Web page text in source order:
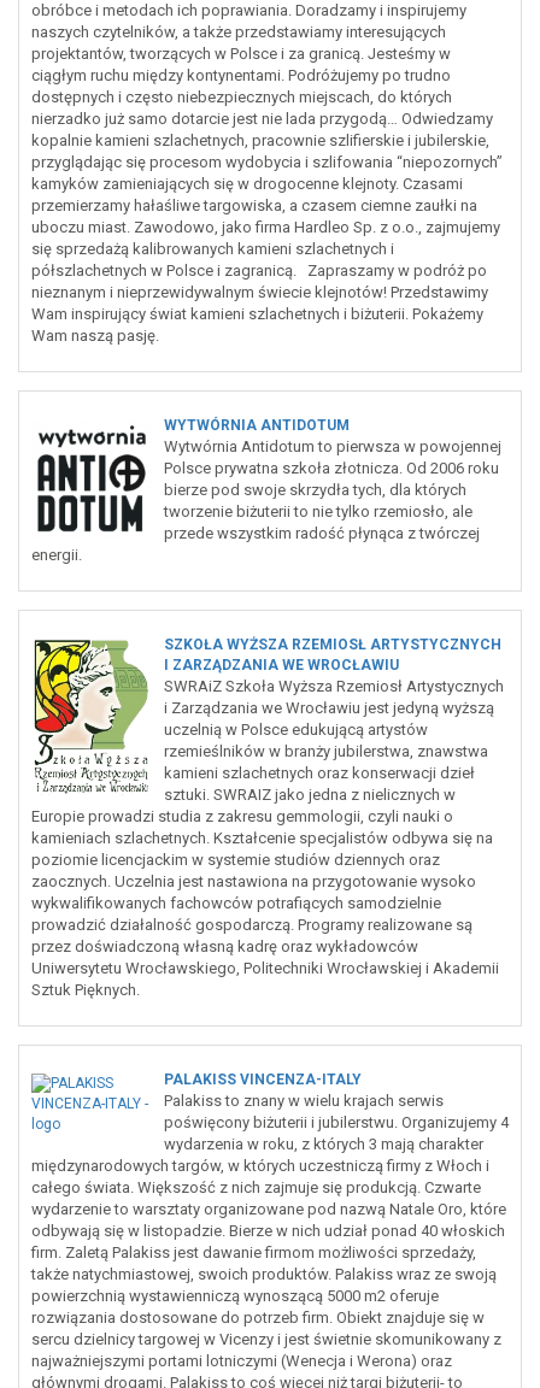
obróbce i metodach ich poprawiania. Doradzamy i inspirujemy
naszych czytelników, a także przedstawiamy interesujących
projektantów, tworzących w Polsce i za granicą. Jesteśmy w
ciągłym ruchu między kontynentami. Podróżujemy po trudno
dostępnych i często niebezpiecznych miejscach, do których
nierzadko już samo dotarcie jest nie lada przygodą… Odwiedzamy
kopalnie kamieni szlachetnych, pracownie szlifierskie i jubilerskie,
przyglądając się procesom wydobycia i szlifowania “niepozornych”
kamyków zamieniających się w drogocenne klejnoty. Czasami
przemierzamy hałaśliwe targowiska, a czasem ciemne zaułki na
uboczu miast. Zawodowo, jako firma Hardleo Sp. z o.o., zajmujemy
się sprzedażą kalibrowanych kamieni szlachetnych i
półszlachetnych w Polsce i zagranicą. Zapraszamy w podróż po
nieznanym i nieprzewidywalnym świecie klejnotów! Przedstawimy
Wam inspirujący świat kamieni szlachetnych i biżuterii. Pokażemy
Wam naszą pasję.
WYTWÓRNIA ANTIDOTUM
Wytwórnia Antidotum to pierwsza w powojennej
Polsce prywatna szkoła złotnicza. Od 2006 roku
bierze pod swoje skrzydła tych, dla których
tworzenie biżuterii to nie tylko rzemiosło, ale
przede wszystkim radość płynąca z twórczej
energii.
SZKOŁA WYŻSZA RZEMIOSŁ ARTYSTYCZNYCH
I ZARZĄDZANIA WE WROCŁAWIU
SWRAiZ Szkoła Wyższa Rzemiosł Artystycznych
i Zarządzania we Wrocławiu jest jedyną wyższą
uczelnią w Polsce edukującą artystów
rzemieślników w branży jubilerstwa, znawstwa
kamieni szlachetnych oraz konserwacji dzieł
sztuki. SWRAIZ jako jedna z nielicznych w
Europie prowadzi studia z zakresu gemmologii, czyli nauki o
kamieniach szlachetnych. Kształcenie specjalistów odbywa się na
poziomie licencjackim w systemie studiów dziennych oraz
zaocznych. Uczelnia jest nastawiona na przygotowanie wysoko
wykwalifikowanych fachowców potrafiących samodzielnie
prowadzić działalność gospodarczą. Programy realizowane są
przez doświadczoną własną kadrę oraz wykładowców
Uniwersytetu Wrocławskiego, Politechniki Wrocławskiej i Akademii
Sztuk Pięknych.
PALAKISS VINCENZA-ITALY
Palakiss to znany w wielu krajach serwis
poświęcony biżuterii i jubilerstwu. Organizujemy 4
wydarzenia w roku, z których 3 mają charakter
międzynarodowych targów, w których uczestniczą firmy z Włoch i
całego świata. Większość z nich zajmuje się produkcją. Czwarte
wydarzenie to warsztaty organizowane pod nazwą Natale Oro, które
odbywają się w listopadzie. Bierze w nich udział ponad 40 włoskich
firm. Zaletą Palakiss jest dawanie firmom możliwości sprzedaży,
także natychmiastowej, swoich produktów. Palakiss wraz ze swoją
powierzchnią wystawienniczą wynoszącą 5000 m2 oferuje
rozwiązania dostosowane do potrzeb firm. Obiekt znajduje się w
sercu dzielnicy targowej w Vicenzy i jest świetnie skomunikowany z
najważniejszymi portami lotniczymi (Wenecja i Werona) oraz
głównymi drogami. Palakiss to coś więcej niż targi biżuterii- to